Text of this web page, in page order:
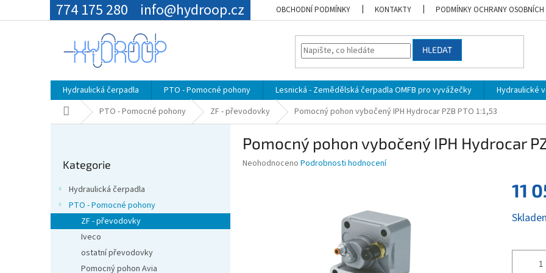
774 175 280 info@hydroop.cz OBCHODNÍ PODMÍNKY KONTAKTY PODMÍNKY OCHRANY OSOBNÍCH
HLEDAT
Hydraulická čerpadla PTO - Pomocné pohony Lesnická - Zemědělská čerpadla OMFB pro vyvážečky Hydraulické
Domů PTO - Pomocné pohony ZF - převodovky Pomocný pohon vybočený IPH Hydrocar PZB PTO 1:1,53
n
kategorie
Kategorie
Hydraulická čerpadla
PTO - Pomocné pohony
ZF - převodovky
Iveco
ostatní převodovky
Pomocný pohon Avia
Pomocný pohon vybočený IPH Hydrocar
Průměrné
Neohodnoceno Podrobnosti hodnocení
11
Měrná
cena: